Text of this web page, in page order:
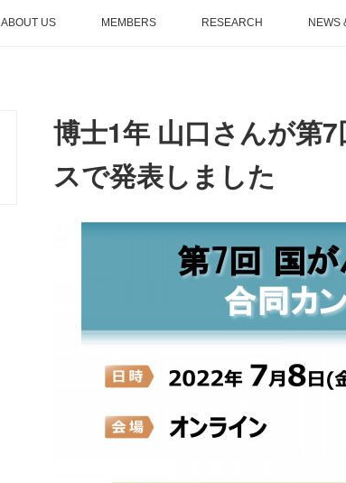
ABOUT US MEMBERS RESEARCH NEWS
博士1年 山口さんが第
スで発表しました